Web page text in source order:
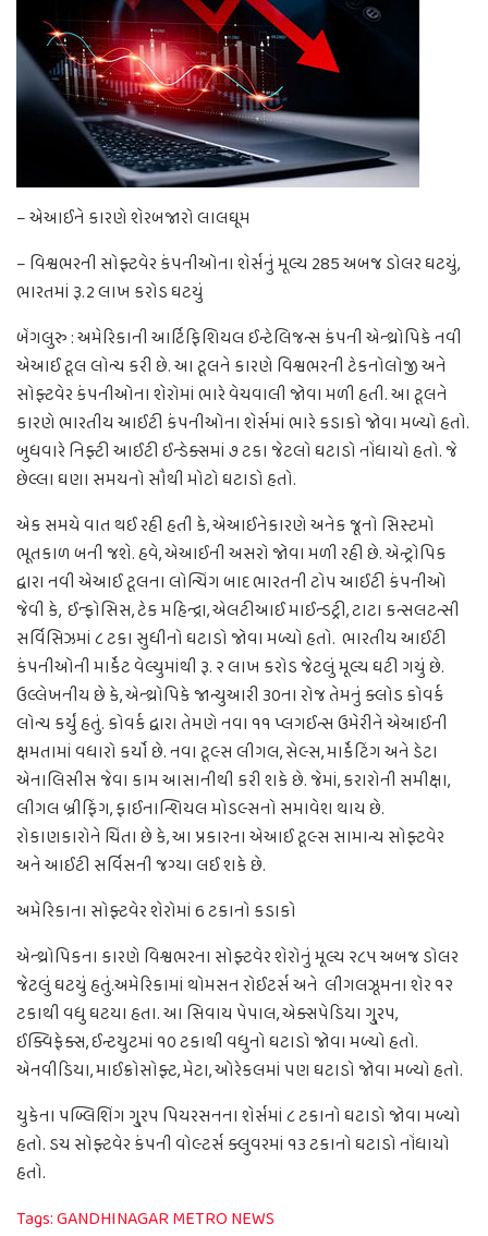
– એઆઈને કારણે શેરબજારો લાલઘૂમ
– વિશ્વભરની સોફ્ટવેર કંપનીઓના શેર્સનું મૂલ્ય 285 અબજ ડોલર ઘટયું,
ભારતમાં રૂ.2 લાખ કરોડ ઘટયું
બેંગલુરુ : અમેરિકાની આર્ટિફિશિયલ ઈન્ટેલિજન્સ કંપની એન્થ્રોપિકે નવી
એઆઈ ટૂલ લોન્ચ કરી છે. આ ટૂલને કારણે વિશ્વભરની ટેકનોલોજી અને
સોફ્ટવેર કંપનીઓના શેરોમાં ભારે વેચવાલી જોવા મળી હતી. આ ટૂલને
કારણે ભારતીય આઈટી કંપનીઓના શેર્સમાં ભારે કડાકો જોવા મળ્યો હતો.
બુધવારે નિફ્ટી આઈટી ઈન્ડેક્સમાં ૭ ટકા જેટલો ઘટાડો નોંધાયો હતો. જે
છેલ્લા ઘણા સમયનો સૌથી મોટો ઘટાડો હતો.
એક સમયે વાત થઈ રહી હતી કે, એઆઈનેકારણે અનેક જૂનો સિસ્ટમો
ભૂતકાળ બની જશે. હવે, એઆઈની અસરો જોવા મળી રહી છે. એન્ટ્રોપિક
દ્વારા નવી એઆઈ ટૂલના લોન્ચિંગ બાદ ભારતની ટોપ આઈટી કંપનીઓ
જેવી કે, ઈન્ફોસિસ, ટેક મહિન્દ્રા, એલટીઆઈ માઈન્ડટ્રી, ટાટા કન્સલટન્સી
સર્વિસિઝમાં ૮ ટકા સુધીનો ઘટાડો જોવા મળ્યો હતો. ભારતીય આઈટી
કંપનીઓની માર્કેટ વેલ્યુમાંથી રૂ. ૨ લાખ કરોડ જેટલું મૂલ્ય ઘટી ગયું છે.
ઉલ્લેખનીય છે કે, એન્થ્રોપિકે જાન્યુઆરી ૩૦ના રોજ તેમનું ક્લોડ કોવર્ક
લોન્ચ કર્યું હતું. કોવર્ક દ્વારા તેમણે નવા ૧૧ પ્લગઈન્સ ઉમેરીને એઆઈની
ક્ષમતામાં વધારો કર્યો છે. નવા ટૂલ્સ લીગલ, સેલ્સ, માર્કેટિંગ અને ડેટા
એનાલિસીસ જેવા કામ આસાનીથી કરી શકે છે. જેમાં, કરારોની સમીક્ષા,
લીગલ બ્રીફિંગ, ફાઈનાન્શિયલ મોડલ્સનો સમાવેશ થાય છે.
રોકાણકારોને ચિંતા છે કે, આ પ્રકારના એઆઈ ટૂલ્સ સામાન્ય સોફ્ટવેર
અને આઈટી સર્વિસની જગ્યા લઈ શકે છે.
અમેરિકાના સોફ્ટવેર શેરોમાં 6 ટકાનો કડાકો
એન્થ્રોપિકના કારણે વિશ્વભરના સોફ્ટવેર શેરોનું મૂલ્ય ૨૮૫ અબજ ડોલર
જેટલું ઘટયું હતું.અમેરિકામાં થોમસન રોઈટર્સ અને લીગલઝૂમના શેર ૧૨
ટકાથી વધુ ઘટયા હતા. આ સિવાય પેપાલ, એક્સપેડિયા ગુ્રપ,
ઈક્વિફેક્સ, ઈન્ટયુટમાં ૧૦ ટકાથી વધુનો ઘટાડો જોવા મળ્યો હતો.
એનવીડિયા, માઈક્રોસોફ્ટ, મેટા, ઓરેકલમાં પણ ઘટાડો જોવા મળ્યો હતો.
યુકેના પબ્લિશિંગ ગુ્રપ પિયરસનના શેર્સમાં ૮ ટકાનો ઘટાડો જોવા મળ્યો
હતો. ડચ સોફ્ટવેર કંપની વોલ્ટર્સ ક્લુવરમાં ૧૩ ટકાનો ઘટાડો નોંધાયો
હતો.
Tags:GANDHINAGAR METRO NEWS